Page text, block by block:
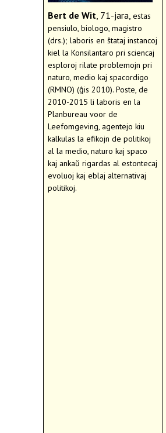
Bert de Wit, 71-jara, estas
pensiulo, biologo, magistro
(drs.); laboris en ŝtataj instancoj
kiel la Konsilantaro pri sciencaj
esploroj rilate problemojn pri
naturo, medio kaj spacordigo
(RMNO) (ĝis 2010). Poste, de
2010-2015 li laboris en la
Planbureau voor de
Leefomgeving, agentejo kiu
kalkulas la efikojn de politikoj
al la medio, naturo kaj spaco
kaj ankaŭ rigardas al estontecaj
evoluoj kaj eblaj alternativaj
politikoj.